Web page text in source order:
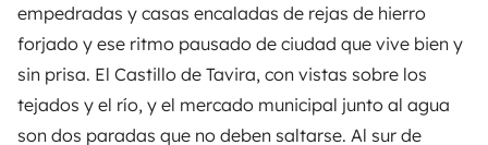
empedradas y casas encaladas de rejas de hierro
forjado y ese ritmo pausado de ciudad que vive bien y
sin prisa. El Castillo de Tavira, con vistas sobre los
tejados y el río, y el mercado municipal junto al agua
son dos paradas que no deben saltarse. Al sur de